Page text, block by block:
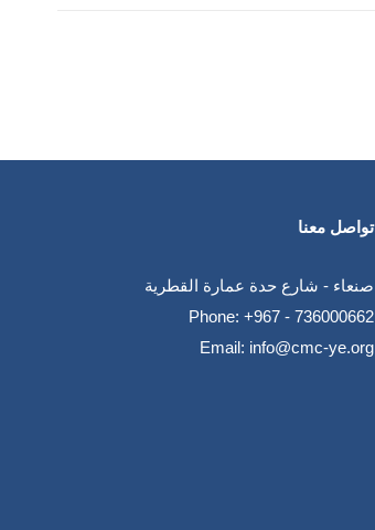
تواصل معنا
صنعاء - شارع حدة عمارة القطرية
Phone: +967 - 736000662
Email: info@cmc-ye.org